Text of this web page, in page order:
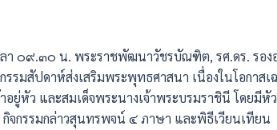
๐๙.๓๐ น. พระราชพัฒนาวัชรบัณฑิต, รศ.ดร. รอง
รมสัปดาห์ส่งเสริมพระพุทธศาสนา เนื่องในโอกา
อยู่หัว และสมเด็จพระนางเจ้าพระบรมราชินี โดย
กรรมกล่าวสุนทรพจน์ ๔ ภาษา และพิธีเวียนเทียน